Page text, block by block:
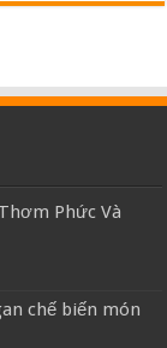
Phức Và
chế biến món